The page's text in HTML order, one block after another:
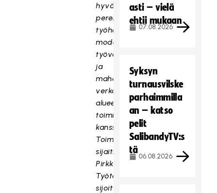
hyvän
perehdytyksen
työhön,
modernit
työvälineet
ja
mahdollisuuden
verkostoitua
alueellisten
toimijoiden
kanssa.
Toimistomme
sijaitsee
Pirkkalassa.
Työtehtävät
sijoittuvat
asti – vielä
ehtii mukaan
07.08.2026
Syksyn
turnausvilske
parhaimmilla
an – katso
pelit
SalibandyTV:s
tä
06.08.2026